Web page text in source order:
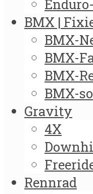
BMX |
BMX-
BMX-
BMX-
BMX-
Gravity
4X
Rennrad